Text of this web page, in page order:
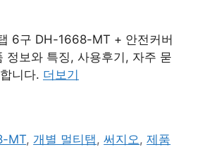
6구 DH-1668-MT + 안전커버
정보와 특징, 사용후기, 자주 묻
니다. 더보기
MT, 개별 멀티탭 ,써지오 ,제품